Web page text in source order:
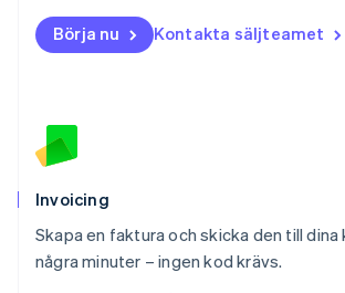
Börja nu Kontakta säljteamet
Invoicing
Skapa en faktura och skicka den till dina
några minuter – ingen kod krävs.
Nya Zeeland
English
Polen
Português
Rumänien
Schweiz
Deutsch
Singapore
English 简体中文